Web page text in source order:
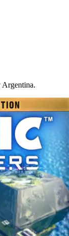
Argentina.